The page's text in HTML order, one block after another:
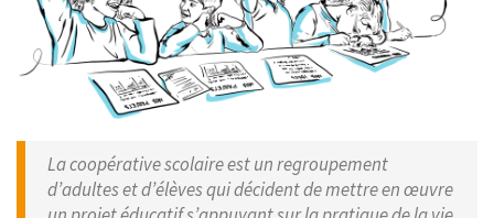
La coopérative scolaire est un regroupement
d’adultes et d’élèves qui décident de mettre en œuvre